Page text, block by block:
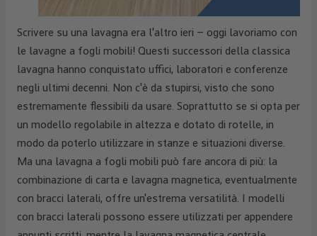
Scrivere su una lavagna era l'altro ieri – oggi lavoriamo con
le lavagne a fogli mobili! Questi successori della classica
lavagna hanno conquistato uffici, laboratori e conferenze
negli ultimi decenni. Non c'è da stupirsi, visto che sono
estremamente flessibili da usare. Soprattutto se si opta per
un modello regolabile in altezza e dotato di rotelle, in
modo da poterlo utilizzare in stanze e situazioni diverse.
Ma una lavagna a fogli mobili può fare ancora di più: la
combinazione di carta e lavagna magnetica, eventualmente
con bracci laterali, offre un'estrema versatilità. I modelli
con bracci laterali possono essere utilizzati per appendere